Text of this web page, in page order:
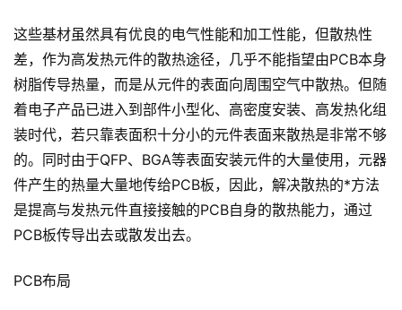
这些基材虽然具有优良的电气性能和加工性能，但散热性
差，作为高发热元件的散热途径，几乎不能指望由PCB本身
树脂传导热量，而是从元件的表面向周围空气中散热。但随
着电子产品已进入到部件小型化、高密度安装、高发热化组
装时代，若只靠表面积十分小的元件表面来散热是非常不够
的。同时由于QFP、BGA等表面安装元件的大量使用，元器
件产生的热量大量地传给PCB板，因此，解决散热的*方法
是提高与发热元件直接接触的PCB自身的散热能力，通过
PCB板传导出去或散发出去。
PCB布局